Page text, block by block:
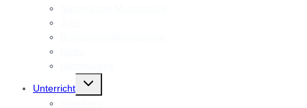
Unterricht
Untermenü